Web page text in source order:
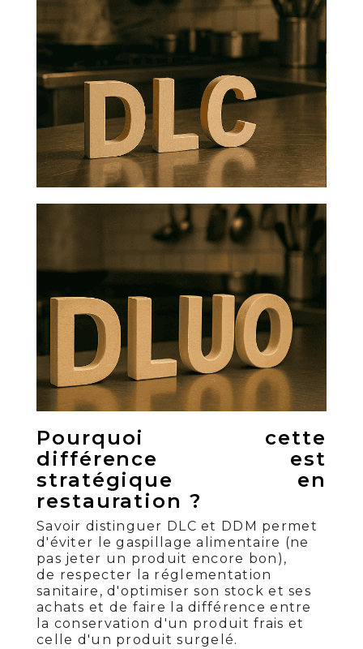
Pourquoi cette
différence est
stratégique en
restauration ?
Savoir distinguer DLC et DDM permet
d'éviter le gaspillage alimentaire (ne
pas jeter un produit encore bon),
de respecter la réglementation
sanitaire, d'optimiser son stock et ses
achats et de faire la différence entre
la conservation d'un produit frais et
celle d'un produit surgelé.